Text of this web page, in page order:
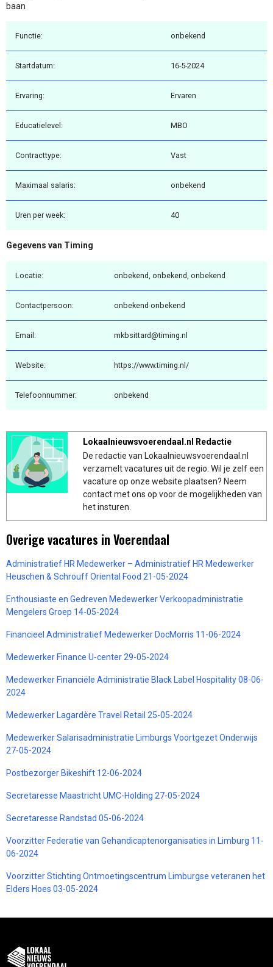
baan
Functie: onbekend
Startdatum: 16-5-2024
Ervaring: Ervaren
Educatielevel: MBO
Contracttype: Vast
Maximaal salaris: onbekend
Uren per week: 40
Gegevens van Timing
Locatie: onbekend, onbekend, onbekend
Contactpersoon: onbekend onbekend
Email: mkbsittard@timing.nl
Website: https://www.timing.nl/
Telefoonnummer: onbekend
Lokaalnieuwsvoerendaal.nl Redactie
De redactie van Lokaalnieuwsvoerendaal.nl
verzamelt vacatures uit de regio. Wil je zelf een
vacature op onze website plaatsen? Neem
contact met ons op voor de mogelijkheden van
het insturen.
Overige vacatures in Voerendaal
Administratief HR Medewerker – Administratief HR Medewerker
Heuschen & Schrouff Oriental Food 21-05-2024
Enthousiaste en Gedreven Medewerker Verkoopadministratie
Mengelers Groep 14-05-2024
Financieel Administratief Medewerker DocMorris 11-06-2024
Medewerker Finance U-center 29-05-2024
Medewerker Financiële Administratie Black Label Hospitality 08-06-
2024
Medewerker Lagardère Travel Retail 25-05-2024
Medewerker Salarisadministratie Limburgs Voortgezet Onderwijs
27-05-2024
Postbezorger Bikeshift 12-06-2024
Secretaresse Maastricht UMC-Holding 27-05-2024
Secretaresse Randstad 05-06-2024
Voorzitter Federatie van Gehandicaptenorganisaties in Limburg 11-
06-2024
Voorzitter Stichting Ontmoetingscentrum Limburgse veteranen het
Elders Hoes 03-05-2024